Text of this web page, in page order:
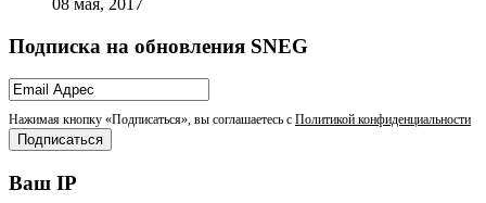
Подписка на обновления SNEG
Нажимая кнопку «Подписаться», вы соглашаетесь с Политикой конфиденциальности
Ваш IP